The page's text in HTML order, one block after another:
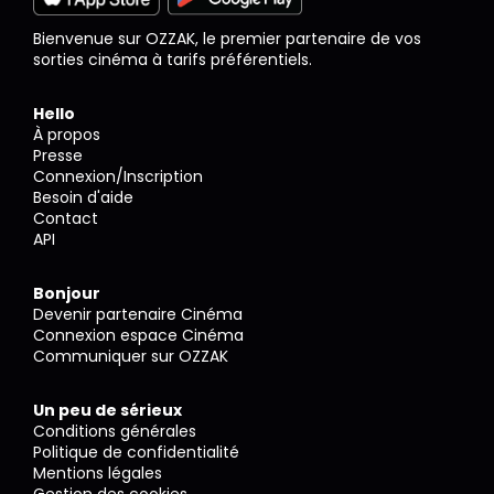
Bienvenue sur OZZAK, le premier partenaire de vos
sorties cinéma à tarifs préférentiels.
Hello
À propos
Presse
Connexion/Inscription
Besoin d'aide
Contact
API
Bonjour
Devenir partenaire Cinéma
Connexion espace Cinéma
Communiquer sur OZZAK
Un peu de sérieux
Conditions générales
Politique de confidentialité
Mentions légales